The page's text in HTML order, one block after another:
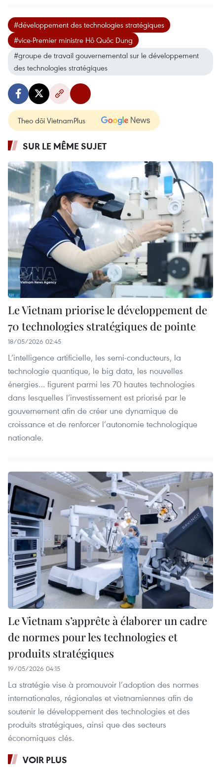
#développement des technologies stratégiques
#vice-Premier ministre Hô Quôc Dung
#groupe de travail gouvernemental sur le développement
des technologies stratégiques
Theo dõi VietnamPlus
SUR LE MÊME SUJET
Le Vietnam priorise le développement de
70 technologies stratégiques de pointe
18/05/2026 02:45
L’intelligence artificielle, les semi-conducteurs, la
technologie quantique, le big data, les nouvelles
énergies… figurent parmi les 70 hautes technologies
dans lesquelles l’investissement est priorisé par le
gouvernement afin de créer une dynamique de
croissance et de renforcer l’autonomie technologique
nationale.
Le Vietnam s’apprête à élaborer un cadre
de normes pour les technologies et
produits stratégiques
19/05/2026 04:15
La stratégie vise à promouvoir l’adoption des normes
internationales, régionales et vietnamiennes afin de
soutenir le développement des technologies et des
produits stratégiques, ainsi que des secteurs
économiques clés.
VOIR PLUS